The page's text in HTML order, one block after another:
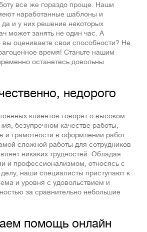
все же гораздо проще. Наши
наработанные шаблоны и
и у них решение некоторых
может занять не один час. А
вы оцениваете свои способности? Не
время! Станьте нашим
останетесь довольны
недорого
клиентов говорят о высоком
безупречном качестве работы,
и грамотности в оформлении работ.
сложной работы для сотрудников
никаких трудностей. Обладая
и профессионализмом, относясь с
наши специалисты приступают к
и уровня с удовольствием и
за сравнительно небольшие
помощь онлайн